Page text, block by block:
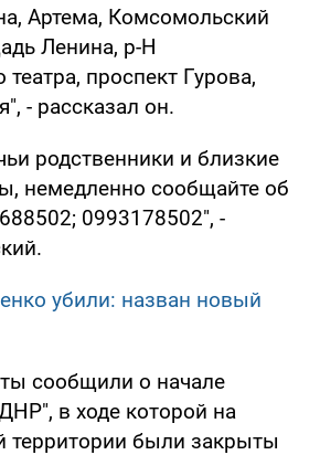
Артема, Комсомольский
Ленина, р-Н
проспект Гурова,
- рассказал он.
родственники и близкие
немедленно сообщайте об
0993178502", -
убили: назван новый
сообщили о начале
в ходе которой на
территории были закрыты